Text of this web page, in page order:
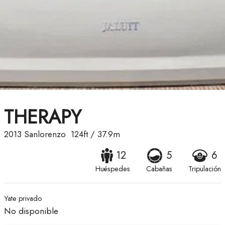
THERAPY
2013 Sanlorenzo 124ft/ 37.9m
12
Huéspedes
5
Cabañas
6
Tripulación
Yate privado
No disponible